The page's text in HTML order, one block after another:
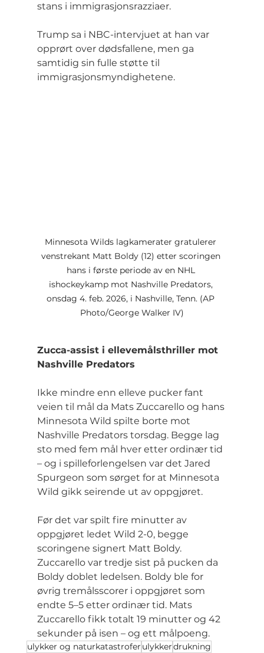
stans i immigrasjonsrazziaer.
Trump sa i NBC-intervjuet at han var
opprørt over dødsfallene, men ga
samtidig sin fulle støtte til
immigrasjonsmyndighetene.
Minnesota Wilds lagkamerater gratulerer
venstrekant Matt Boldy (12) etter scoringen
hans i første periode av en NHL
ishockeykamp mot Nashville Predators,
onsdag 4. feb. 2026, i Nashville, Tenn. (AP
Photo/George Walker IV)
Zucca-assist i ellevemålsthriller mot
Nashville Predators
Ikke mindre enn elleve pucker fant
veien til mål da Mats Zuccarello og hans
Minnesota Wild spilte borte mot
Nashville Predators torsdag. Begge lag
sto med fem mål hver etter ordinær tid
– og i spilleforlengelsen var det Jared
Spurgeon som sørget for at Minnesota
Wild gikk seirende ut av oppgjøret.
Før det var spilt fire minutter av
oppgjøret ledet Wild 2-0, begge
scoringene signert Matt Boldy.
Zuccarello var tredje sist på pucken da
Boldy doblet ledelsen. Boldy ble for
øvrig tremålsscorer i oppgjøret som
endte 5–5 etter ordinær tid. Mats
Zuccarello fikk totalt 19 minutter og 42
sekunder på isen – og ett målpoeng.
ulykker og naturkatastrofer ulykkerdrukning